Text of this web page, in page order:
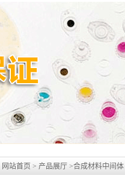
网站首页 > 产品展厅 >合成材料中间体